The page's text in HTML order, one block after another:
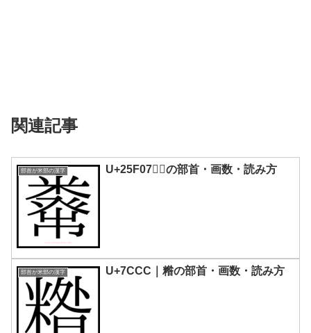
関連記事
部首が米部の漢字 U+25F07｜𥼇の部首・画数・読み方
部首が米部の漢字 U+7CCC｜糌の部首・画数・読み方